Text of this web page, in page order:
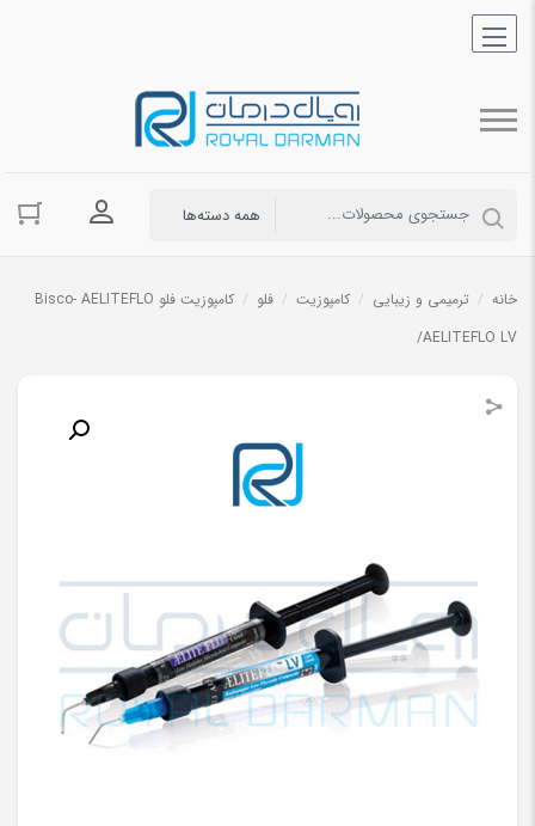
ورود به
خانه / ترمیمی و زیبایی / کامپوزیت / فلو /
کامپوزیت فلو Bisco- AELITEFLO
/AELITEFLO LV